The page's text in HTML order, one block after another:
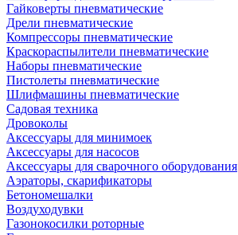
Гайковерты пневматические
Дрели пневматические
Компрессоры пневматические
Краскораспылители пневматические
Наборы пневматические
Пистолеты пневматические
Шлифмашины пневматические
Садовая техника
Дровоколы
Аксессуары для минимоек
Аксессуары для насосов
Аксессуары для сварочного оборудования
Аэраторы, скарификаторы
Бетономешалки
Воздуходувки
Газонокосилки роторные